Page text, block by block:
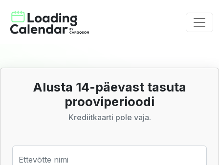
Alusta 14-päevast tasuta
prooviperioodi
Krediitkaarti pole vaja.
Ettevõtte nimi